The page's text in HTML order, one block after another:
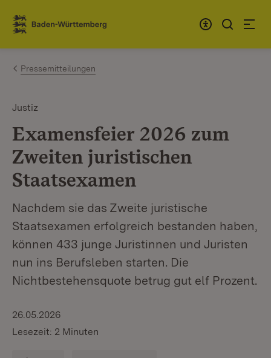
Zum Inhalt springen
Link zur Startseite
Pressemitteilungen
Justiz
Examensfeier 2026 zum
Zweiten juristischen
Staatsexamen
Nachdem sie das Zweite juristische
Staatsexamen erfolgreich bestanden haben,
können 433 junge Juristinnen und Juristen
nun ins Berufsleben starten. Die
Nichtbestehensquote betrug gut elf Prozent.
26.05.2026
Lesezeit: 2 Minuten